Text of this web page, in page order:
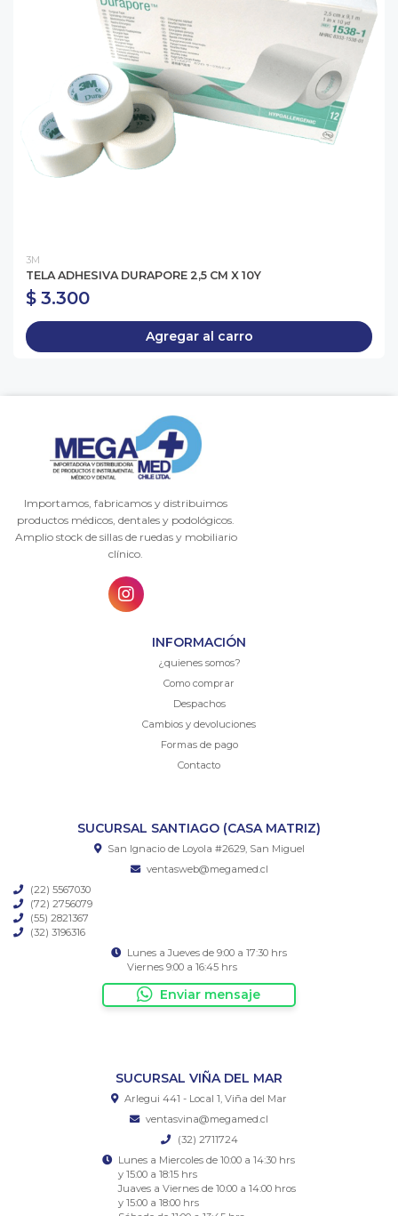
3M
TELA ADHESIVA DURAPORE 2,5 CM X 10Y
$ 3.300
Agregar al carro
Importamos, fabricamos y distribuimos
productos médicos, dentales y podológicos.
Amplio stock de sillas de ruedas y mobiliario
clínico.
INFORMACIÓN
¿quienes somos?
Como comprar
Despachos
Cambios y devoluciones
Formas de pago
Contacto
SUCURSAL SANTIAGO (CASA MATRIZ)
San Ignacio de Loyola #2629, San Miguel
ventasweb@megamed.cl
(22) 5567030
(72) 2756079
(55) 2821367
(32) 3196316
Lunes a Jueves de 9:00 a 17:30 hrs
Viernes 9:00 a 16:45 hrs
Enviar mensaje
SUCURSAL VIÑA DEL MAR
Arlegui 441 - Local 1, Viña del Mar
ventasvina@megamed.cl
(32) 2711724
Lunes a Miercoles de 10:00 a 14:30 hrs
y 15:00 a 18:15 hrs
Juaves a Viernes de 10:00 a 14:00 hros
y 15:00 a 18:00 hrs